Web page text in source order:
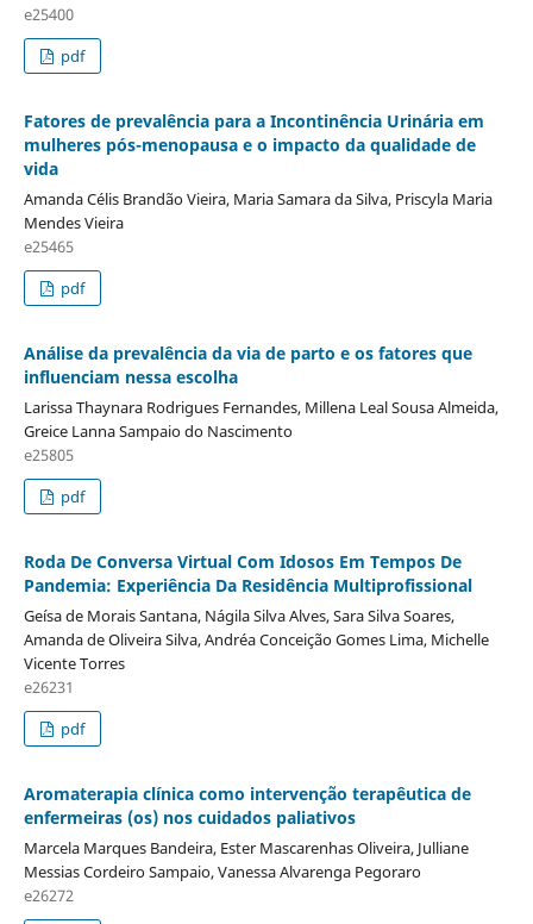
e25400
pdf
Fatores de prevalência para a Incontinência Urinária em
mulheres pós-menopausa e o impacto da qualidade de
vida
Amanda Célis Brandão Vieira, Maria Samara da Silva, Priscyla Maria
Mendes Vieira
e25465
pdf
Análise da prevalência da via de parto e os fatores que
influenciam nessa escolha
Larissa Thaynara Rodrigues Fernandes, Millena Leal Sousa Almeida,
Greice Lanna Sampaio do Nascimento
e25805
pdf
Roda De Conversa Virtual Com Idosos Em Tempos De
Pandemia: Experiência Da Residência Multiprofissional
Geísa de Morais Santana, Nágila Silva Alves, Sara Silva Soares,
Amanda de Oliveira Silva, Andréa Conceição Gomes Lima, Michelle
Vicente Torres
e26231
pdf
Aromaterapia clínica como intervenção terapêutica de
enfermeiras (os) nos cuidados paliativos
Marcela Marques Bandeira, Ester Mascarenhas Oliveira, Julliane
Messias Cordeiro Sampaio, Vanessa Alvarenga Pegoraro
e26272